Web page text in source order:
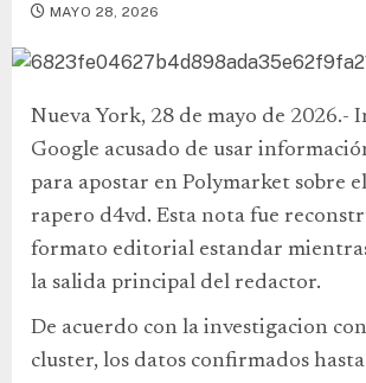
MAYO 28, 2026
Nueva York, 28 de mayo de 2026.-
Google acusado de usar
para apostar en Polymarket sobre
rapero d4vd. Esta nota fue
formato editorial estandar
la salida principal del redactor.
De acuerdo con la investigacion
cluster, los datos confirmados